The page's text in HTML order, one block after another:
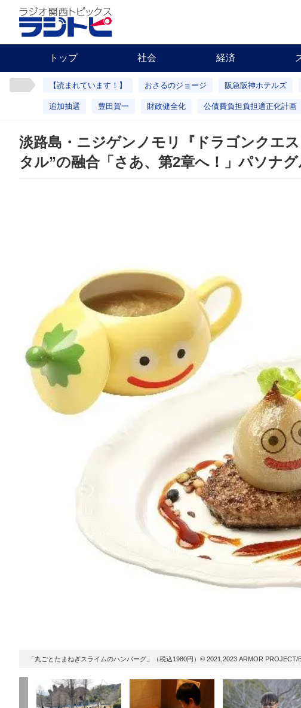
トップ 社会 経済
【読まれています！】 おさるのジョージ 阪急阪神ホテルズ
追加抽選 豊田賀一 財政健全化 公債費負担負担適正化計画
淡路島・ニジゲンノモリ『ドラゴンクエ
タル”の融合「さあ、第2章へ！」パソナ
「丸ごとたまねぎスライムのハンバーグ」（税込1980円）© 2021,2023 ARMOR